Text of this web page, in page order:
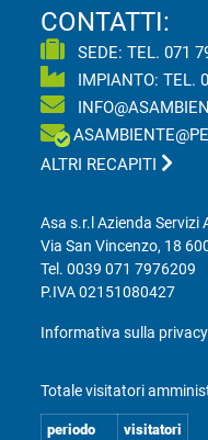
CONTATTI:
SEDE: TEL.071
IMPIANTO: TEL.
ALTRI RECAPITI
Asa s.r.l Azienda Servizi
Via San Vincenzo, 18
Tel.0039 071 7976209
P.IVA 02151080427
Informativa sulla
Totale visitatori
periodo
visitatori